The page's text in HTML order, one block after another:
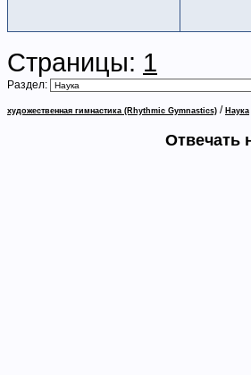
Страницы: 1
Раздел:
художественная гимнастика (Rhythmic Gymnastics) / Наука
Отвечать